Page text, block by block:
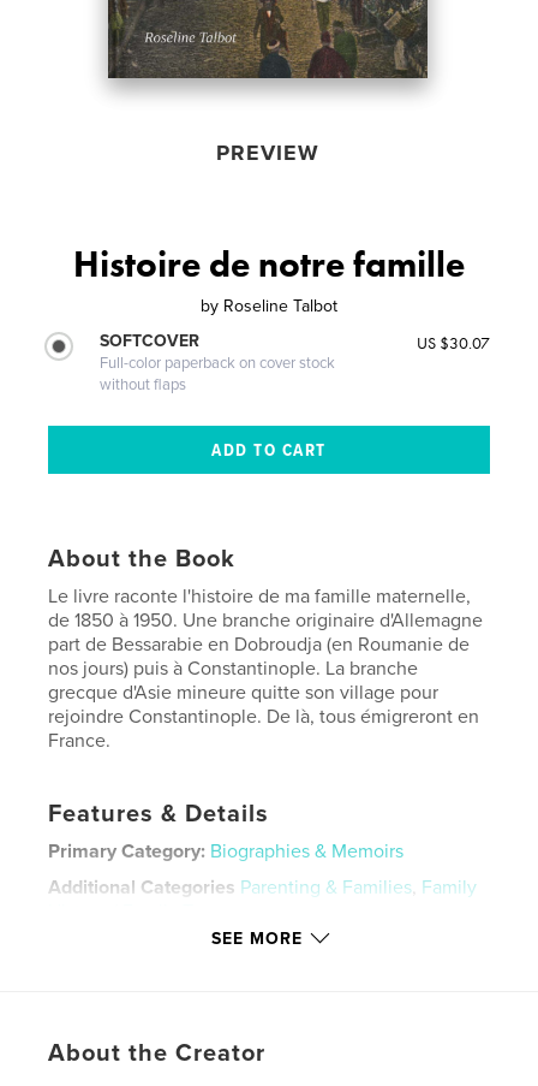
PREVIEW
Histoire de notre famille
by Roseline Talbot
SOFTCOVER
Full-color paperback on cover stock
without flaps
US $30.07
About the Book
Le livre raconte l'histoire de ma famille maternelle,
de 1850 à 1950. Une branche originaire d'Allemagne
part de Bessarabie en Dobroudja (en Roumanie de
nos jours) puis à Constantinople. La branche
grecque d'Asie mineure quitte son village pour
rejoindre Constantinople. De là, tous émigreront en
France.
Features & Details
Primary Category: Biographies & Memoirs
Additional Categories Parenting & Families, Family
6×9 in, 15×23 cm
Publish Date:May 09, 2020
SEE MORE
About the Creator